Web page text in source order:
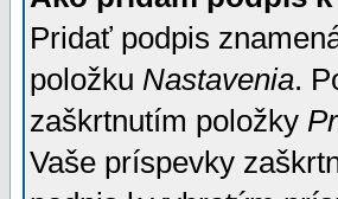
Pridať podpis
položku Nastavenia.
zaškrtnutím položky
Vaše príspevky